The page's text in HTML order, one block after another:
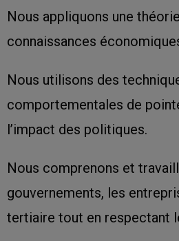
Nous appliquons une
connaissances
Nous utilisons des
comportementales de
l’impact des politiques.
Nous comprenons et
gouvernements, les
tertiaire tout en respectant